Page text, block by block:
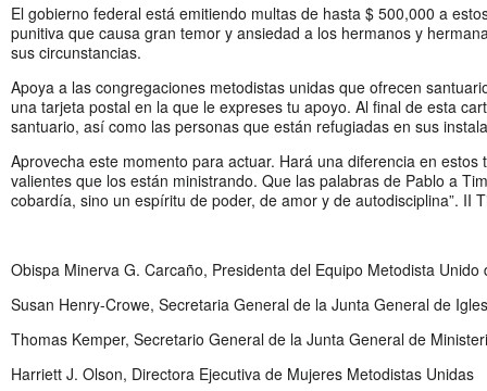
El gobierno federal está emitiendo multas de hasta $ 500,000 a
punitiva que causa gran temor y ansiedad a los hermanos y
sus circunstancias.
Apoya a las congregaciones metodistas unidas que ofrecen
una tarjeta postal en la que le expreses tu apoyo. Al final de esta
santuario, así como las personas que están refugiadas en sus
Aprovecha este momento para actuar. Hará una diferencia en
valientes que los están ministrando. Que las palabras de Pablo a
cobardía, sino un espíritu de poder, de amor y de autodisciplina”. II
Obispa Minerva G. Carcaño, Presidenta del Equipo Metodista
Susan Henry-Crowe, Secretaria General de la Junta General de
Thomas Kemper, Secretario General de la Junta General de
Harriett J. Olson, Directora Ejecutiva de Mujeres Metodistas Unidas